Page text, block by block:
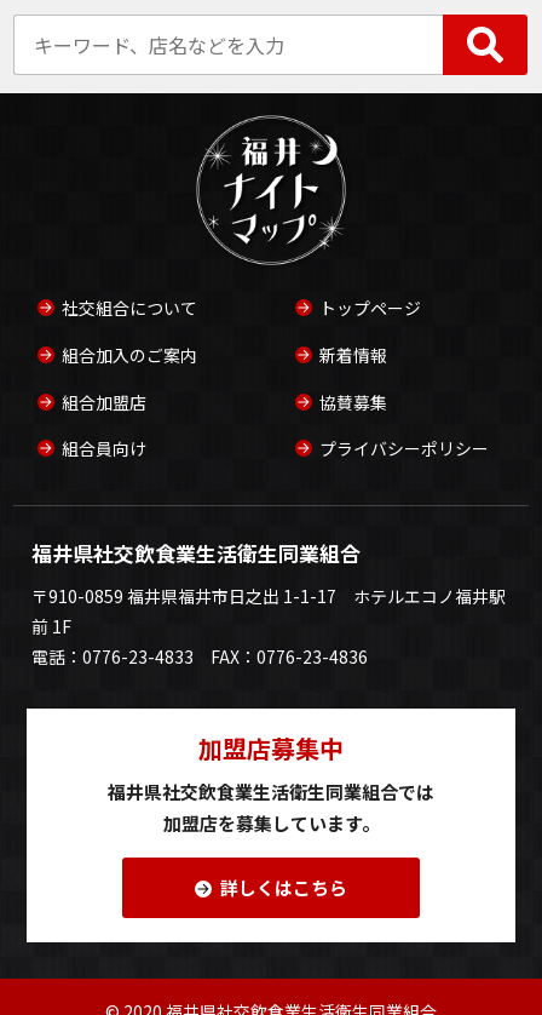
社交組合について
組合加入のご案内
組合加盟店
組合員向け
トップページ
新着情報
協賛募集
プライバシーポリシー
福井県社交飲食業生活衛生同業組合
〒910-0859 福井県福井市日之出 1-1-17 ホテルエコノ福井駅
前 1F
電話：0776-23-4833 FAX：0776-23-4836
加盟店募集中
福井県社交飲食業生活衛生同業組合では
加盟店を募集しています。
詳しくはこちら